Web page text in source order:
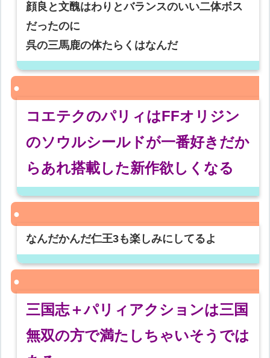
顔良と文醜はわりとバランスのいい二体ボス
だったのに
呉の三馬鹿の体たらくはなんだ
コエテクのパリィはFFオリジン
のソウルシールドが一番好きだか
らあれ搭載した新作欲しくなる
なんだかんだ仁王3も楽しみにしてるよ
三国志＋パリィアクションは三国
無双の方で満たしちゃいそうでは